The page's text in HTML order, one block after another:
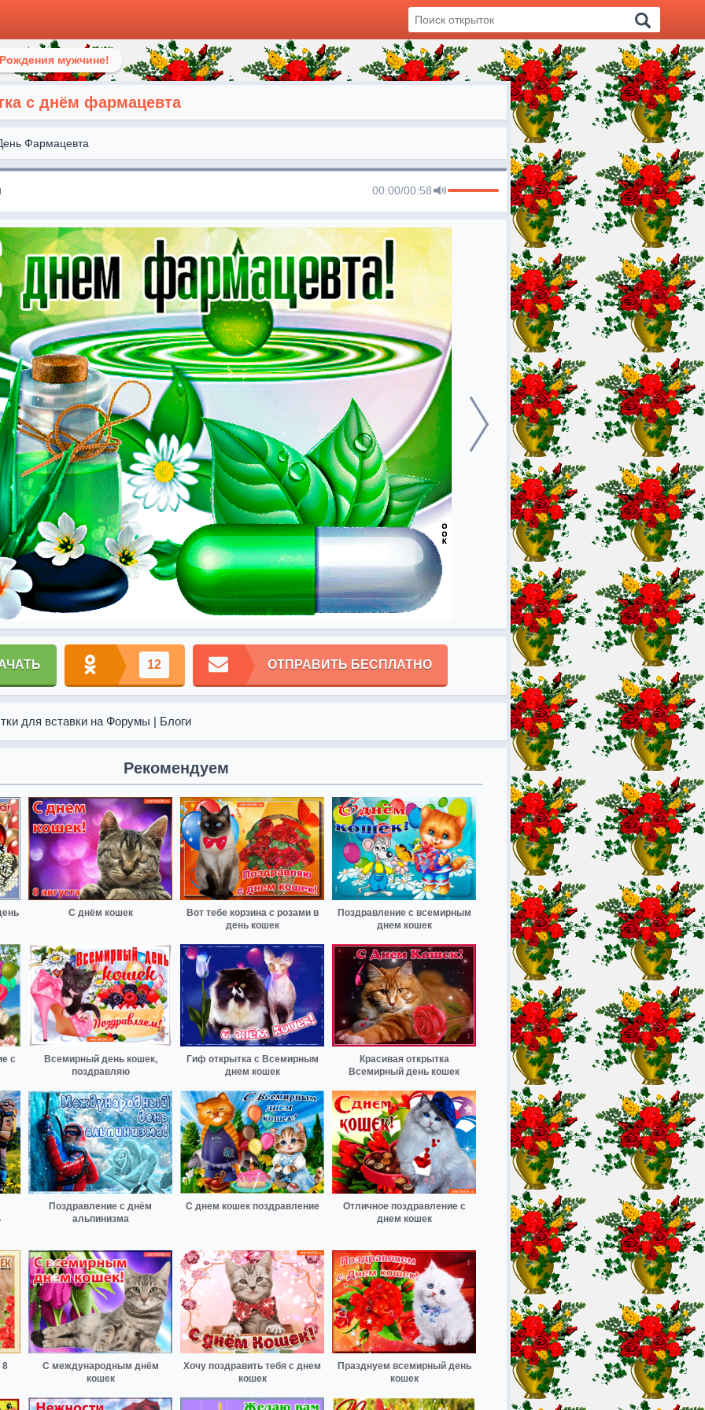
мужчине!
с днём фармацевта
Фармацевта
00:00/00:58
12 ОТПРАВИТЬ БЕСПЛАТНО
для вставки на Форумы | Блоги
Рекомендуем
С днём кошек
Вот тебе корзина с розами в
день кошек
Поздравление с всемирным
днем кошек
с
Всемирный день кошек,
поздравляю
Гиф открытка с Всемирным
днем кошек
Красивая открытка
Всемирный день кошек
Поздравление с днём
альпинизма
С днем кошек поздравление
Отличное поздравление с
днем кошек
8
С международным днём
кошек
Хочу поздравить тебя с днем
кошек
Празднуем всемирный день
кошек